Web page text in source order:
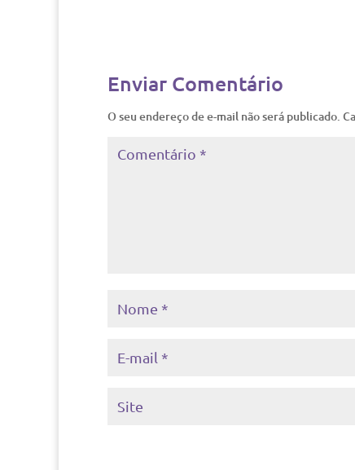
Enviar Comentário
O seu endereço de e-mail não será publicado.